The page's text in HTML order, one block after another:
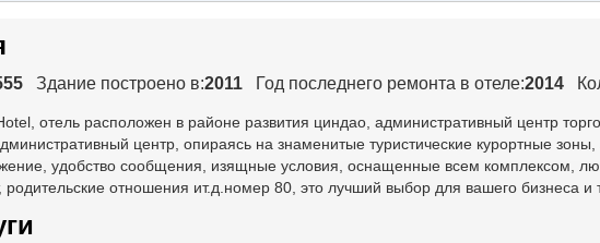
Здание построено в:2011 Год последнего ремонта в отеле:2014
, отель расположен в районе развития циндао, административный центр
центр, опираясь на знаменитые туристические курортные
удобство сообщения, изящные условия, оснащенные всем комплексом,
родительские отношения ит.д.номер 80, это лучший выбор для вашего бизнеса и